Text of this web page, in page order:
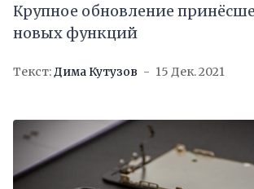
Крупное обновление
новых функций
Текст:Дима Кутузов 15 Дек. 2021